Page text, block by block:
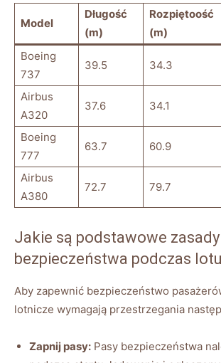
Model
Długość
(m)
Rozpiętoość
(m)
Boeing
737
39.5 34.3
Airbus
A320
37.6 34.1
Boeing
777
63.7 60.9
Airbus
A380
72.7 79.7
Jakie są podstawowe zasady
bezpieczeństwa podczas
Aby zapewnić bezpieczeństwo
lotnicze wymagają przestrzegania
Zapnij pasy: Pasy bezpieczeństwa